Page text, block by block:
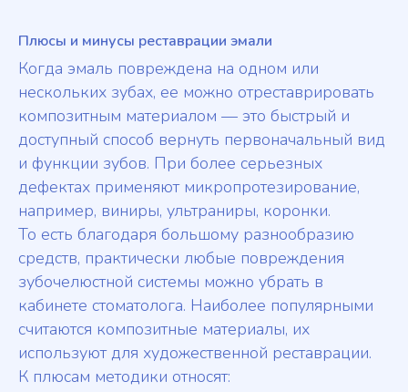
Плюсы и минусы реставрации эмали
Когда эмаль повреждена на одном или
нескольких зубах, ее можно отреставрировать
композитным материалом — это быстрый и
доступный способ вернуть первоначальный вид
и функции зубов. При более серьезных
дефектах применяют микропротезирование,
например, виниры, ультраниры, коронки.
То есть благодаря большому разнообразию
средств, практически любые повреждения
зубочелюстной системы можно убрать в
кабинете стоматолога. Наиболее популярными
считаются композитные материалы, их
используют для художественной реставрации.
К плюсам методики относят: